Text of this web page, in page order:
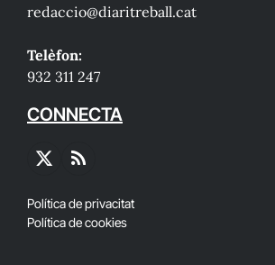
redaccio@diaritreball.cat
Telèfon:
932 311 247
CONNECTA
X
RSS
Política de privacitat
Política de cookies